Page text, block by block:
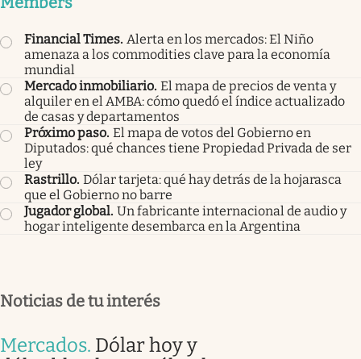
Financial Times. Alerta en los mercados: El Niño
amenaza a los commodities clave para la economía
mundial
Mercado inmobiliario. El mapa de precios de venta y
alquiler en el AMBA: cómo quedó el índice actualizado
de casas y departamentos
Próximo paso. El mapa de votos del Gobierno en
Diputados: qué chances tiene Propiedad Privada de ser
ley
Rastrillo. Dólar tarjeta: qué hay detrás de la hojarasca
que el Gobierno no barre
Jugador global. Un fabricante internacional de audio y
hogar inteligente desembarca en la Argentina
Noticias de tu interés
Mercados. Dólar hoy y